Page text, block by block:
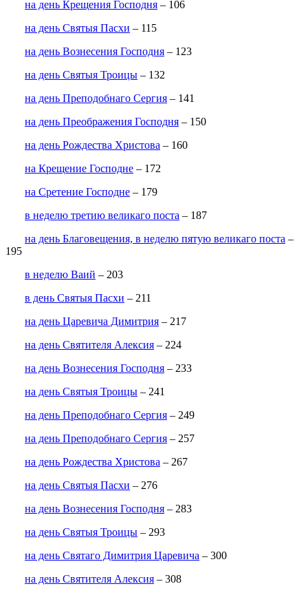
на день Крещения Господня – 106
на день Святыя Пасхи – 115
на день Вознесения Господня – 123
на день Святыя Троицы – 132
на день Преподобнаго Сергия – 141
на день Преображения Господня – 150
на день Рождества Христова – 160
на Крещение Господне – 172
на Сретение Господне – 179
в неделю третию великаго поста – 187
на день Благовещения, в неделю пятую великаго поста –
195
в неделю Ваий – 203
в день Святыя Пасхи – 211
на день Царевича Димитрия – 217
на день Святителя Алексия – 224
на день Вознесения Господня – 233
на день Святыя Троицы – 241
на день Преподобнаго Сергия – 249
на день Преподобнаго Сергия – 257
на день Рождества Христова – 267
на день Святыя Пасхи – 276
на день Вознесения Господня – 283
на день Святыя Троицы – 293
на день Святаго Димитрия Царевича – 300
на день Святителя Алексия – 308